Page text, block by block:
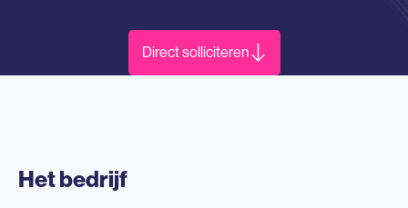
Direct solliciteren
Het bedrijf